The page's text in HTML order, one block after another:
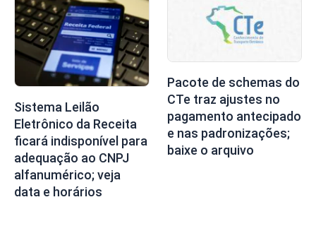
Sistema Leilão
Eletrônico da Receita
ficará indisponível para
adequação ao CNPJ
alfanumérico; veja
data e horários
Pacote de schemas do
CTe traz ajustes no
pagamento antecipado
e nas padronizações;
baixe o arquivo